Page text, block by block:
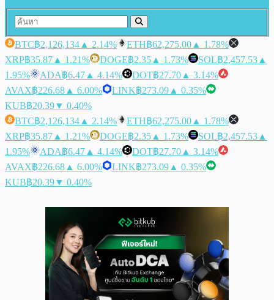
BTC฿2,126,134 ▲ 2.14% ETH฿62,275.00 ▲ 1.78%
XRP฿35.87 ▲ 1.21% DOGE฿2.35 ▲ 1.73% SOL฿2,457.53 ▲
1.95%
ADA฿6.47 ▲ 4.14% DOT฿27.70 ▲ 3.14%
AVAX฿226.68 ▲ 6.00% LINK฿273.09 ▲ 0.35%
KUB฿20.39▼ 0.40%
BTC฿2,126,134 ▲ 2.14% ETH฿62,275.00 ▲ 1.78%
XRP฿35.87 ▲ 1.21% DOGE฿2.35 ▲ 1.73% SOL฿2,457.53 ▲
1.95%
ADA฿6.47 ▲ 4.14% DOT฿27.70 ▲ 3.14%
AVAX฿226.68 ▲ 6.00% LINK฿273.09 ▲ 0.35%
KUB฿20.39▼ 0.40%